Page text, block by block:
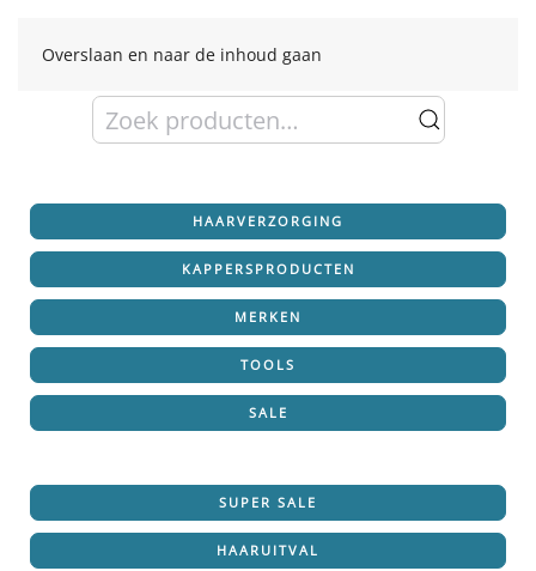
Overslaan en naar de inhoud gaan
Zoeken
naar:
HAARVERZORGING
KAPPERSPRODUCTEN
MERKEN
TOOLS
SALE
SUPER SALE
HAARUITVAL